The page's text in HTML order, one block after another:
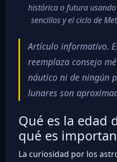
histórica o futura
sencillos y el ciclo de
Artículo informativo.
reemplaza consejo
náutico ni de ningún
lunares son
Qué es la edad
qué es
La curiosidad por los